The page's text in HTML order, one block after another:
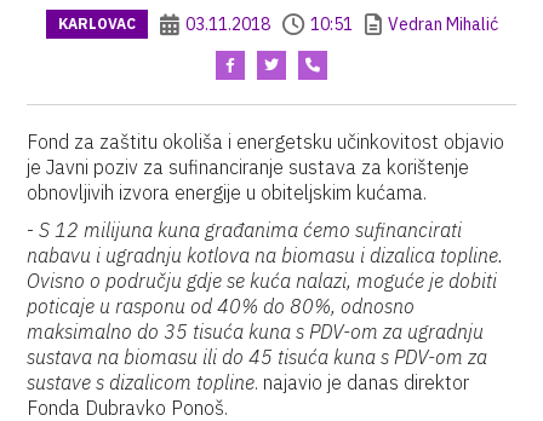
KARLOVAC 03.11.2018 10:51 Vedran Mihalić
Fond za zaštitu okoliša i energetsku učinkovitost objavio
je Javni poziv za sufinanciranje sustava za korištenje
obnovljivih izvora energije u obiteljskim kućama.
-S 12 milijuna kuna građanima ćemo sufinancirati
nabavu i ugradnju kotlova na biomasu i dizalica topline.
Ovisno o području gdje se kuća nalazi, moguće je dobiti
poticaje u rasponu od 40% do 80%, odnosno
maksimalno do 35 tisuća kuna s PDV-om za ugradnju
sustava na biomasu ili do 45 tisuća kuna s PDV-om za
sustave s dizalicom topline. najavio je danas direktor
Fonda Dubravko Ponoš.